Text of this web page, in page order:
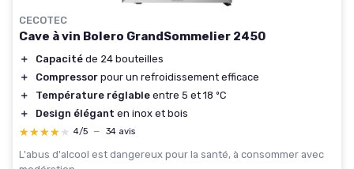
CECOTEC
Cave à vin Bolero GrandSommelier 2450
＋ Capacité de 24 bouteilles
＋
Compressor pour un refroidissement efficace
＋
Température réglable entre 5 et 18 ºC
＋
Design élégant en inox et bois
★★★★★
★★★★★ 4/5 — 34 avis
L'abus d'alcool est dangereux pour la santé, à consommer avec